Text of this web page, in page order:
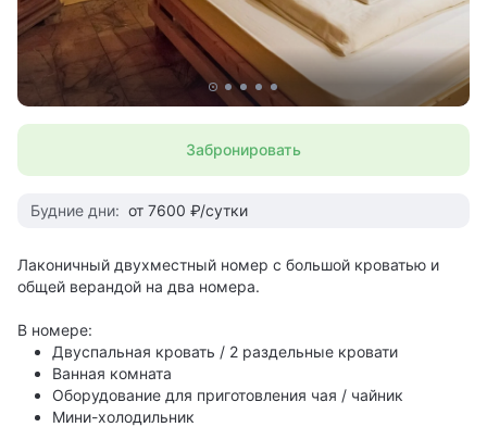
Забронировать
Будние дни: от 7600 ₽/сутки
Лаконичный двухместный номер с большой кроватью и
общей верандой на два номера.
В номере:
Двуспальная кровать / 2 раздельные кровати
Ванная комната
Оборудование для приготовления чая / чайник
Мини-холодильник